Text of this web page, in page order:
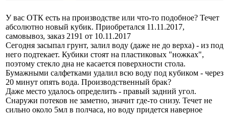
У вас ОТК есть на производстве или что-то подобное? Течет
абсолютно новый кубик. Приобретался 11.11.2017,
самовывоз, заказ 2191 от 10.11.2017
Сегодня засыпал грунт, залил воду (даже не до верха) - из под
него подтекает. Кубики стоят на пластиковых "ножках",
поэтому стекло дна не касается поверхности стола.
Бумажными салфетками удалил всю воду под кубиком - через
20 минут опять вода. Производственный брак?
Даже место удалось определить - правый задний угол.
Снаружи потеков не заметно, значит где-то снизу. Течет не
сильно около 5мл в полчаса, но воду придется наверное